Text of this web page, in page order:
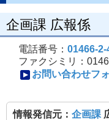
企画課 広報係
電話番号： 01466-2-
ファクシミリ：
お問い合わせフ
情報発信元： 企画課